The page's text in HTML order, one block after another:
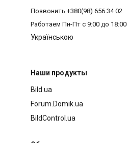
Позвонить +380(98) 656 34 02
Работаем Пн-Пт с 9:00 до 18:00
Українською
Наши продукты
Bild.ua
Forum.Domik.ua
BildControl.ua